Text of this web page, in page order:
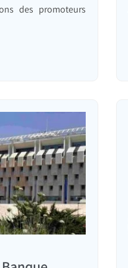
des promoteurs